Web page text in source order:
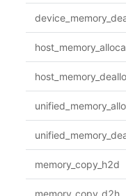
memory_copy_h2d
memory_copy_d2h